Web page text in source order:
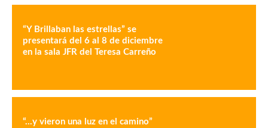
“Y Brillaban las estrellas” se
presentará del 6 al 8 de diciembre
en la sala JFR del Teresa Carreño
“…y vieron una luz en el camino”